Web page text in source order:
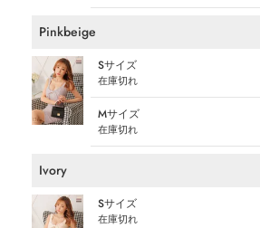
Pinkbeige
Sサイズ
在庫切れ
Mサイズ
在庫切れ
Ivory
Sサイズ
在庫切れ